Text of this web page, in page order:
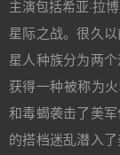
主演包括希亚·拉
星际之战。很久
星人种族分为两
获得一种被称为
和毒蝎袭击了美
的搭档迷乱潜入